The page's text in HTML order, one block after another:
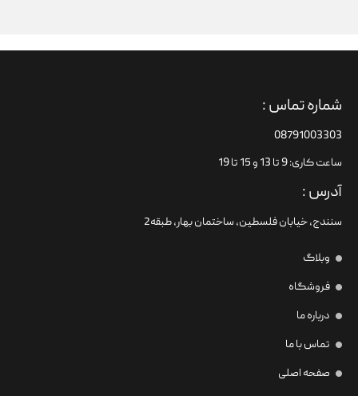
شماره تماس :
08791003303
ساعت کاری: 9 تا 13 و 15 تا 19
آدرس :
سنندج، خیابان فلسطین،‌ ساختمان بهار، طبقه2
وبلاگ
فروشگاه
درباره ما
تماس با ما
صفحه اصلی